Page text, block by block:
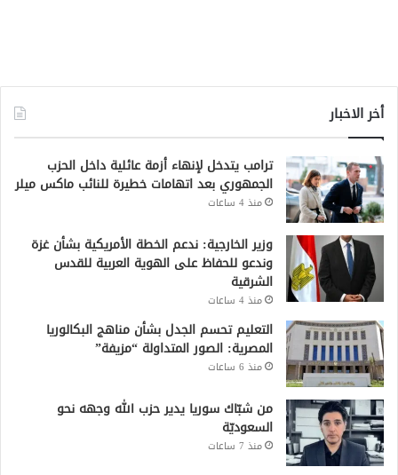
أخر الاخبار
ترامب يتدخل لإنهاء أزمة عائلية داخل الحزب
الجمهوري بعد اتهامات خطيرة للنائب ماكس ميلر
منذ 4 ساعات
وزير الخارجية: ندعم الخطة الأمريكية بشأن غزة
وندعو للحفاظ على الهوية العربية للقدس
الشرقية
منذ 4 ساعات
التعليم تحسم الجدل بشأن مناهج البكالوريا
المصرية: الصور المتداولة “مزيفة”
منذ 6 ساعات
من شبّاك سوريا يدير حزب الله وجهه نحو
السعوديّة
منذ 7 ساعات